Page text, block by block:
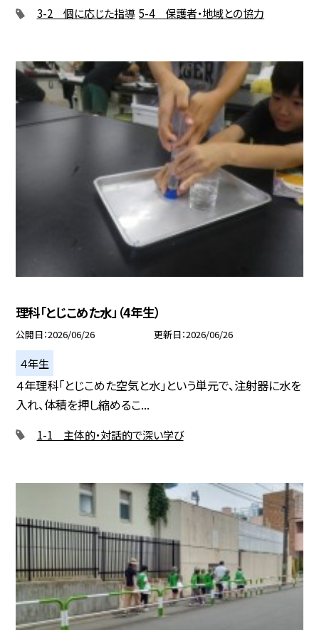
3-2 個に応じた指導 5-4 保護者・地域との協力
理科「とじこめた水」（4年生）
公開日 2026/06/26 更新日 2026/06/26
４年生
４年理科「とじこめた空気と水」という単元で、注射器に水を
入れ、体積を押し縮めるこ...
1-1 主体的・対話的で深い学び